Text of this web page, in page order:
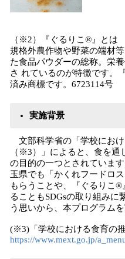
（※2）『ぐるりこ®』とは
規格外農作物や野菜の端材
た食品パウダーの総称。栄
さ れているのが特徴です。
済み商標です。6723114号
実施背景
文部科学省の「学校にお
（※3）」によると、食を通
の目的の一つとされていま
玉県でも「かくれフードロ
もらうことや、『ぐるりこ
ることもSDGsの取り組みに
う思いから、本プログラムを
(※3)「学校における食育の
https://www.mext.go.jp/